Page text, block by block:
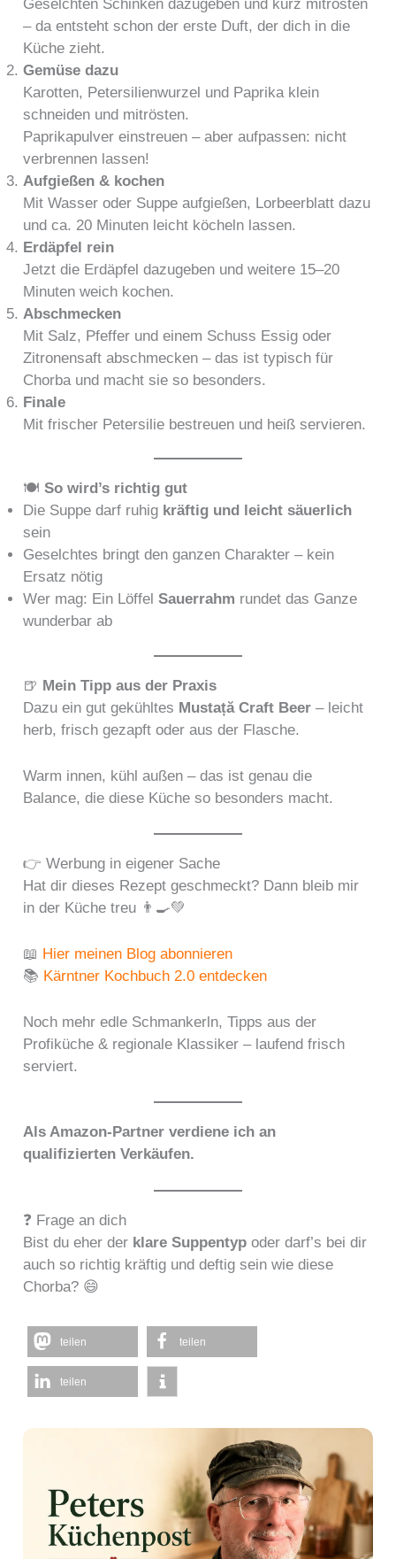
Geselchten Schinken dazugeben und kurz mitrösten
– da entsteht schon der erste Duft, der dich in die
Küche zieht.
Gemüse dazu
Karotten, Petersilienwurzel und Paprika klein
schneiden und mitrösten.
Paprikapulver einstreuen – aber aufpassen: nicht
verbrennen lassen!
Aufgießen & kochen
Mit Wasser oder Suppe aufgießen, Lorbeerblatt dazu
und ca. 20 Minuten leicht köcheln lassen.
Erdäpfel rein
Jetzt die Erdäpfel dazugeben und weitere 15–20
Minuten weich kochen.
Abschmecken
Mit Salz, Pfeffer und einem Schuss Essig oder
Zitronensaft abschmecken – das ist typisch für
Chorba und macht sie so besonders.
Finale
Mit frischer Petersilie bestreuen und heiß servieren.
🍽️So wird’s richtig gut
Die Suppe darf ruhig kräftig und leicht säuerlich
sein
Geselchtes bringt den ganzen Charakter – kein
Ersatz nötig
Wer mag: Ein LöffelSauerrahm rundet das Ganze
wunderbar ab
🍺 Mein Tipp aus der Praxis
Dazu ein gut gekühltes Mustață Craft Beer – leicht
herb, frisch gezapft oder aus der Flasche.
Warm innen, kühl außen – das ist genau die
Balance, die diese Küche so besonders macht.
👉 Werbung in eigener Sache
Hat dir dieses Rezept geschmeckt? Dann bleib mir
in der Küche treu 👨‍🍳💚
📖 Hier meinen Blog abonnieren
📚 Kärntner Kochbuch 2.0 entdecken
Noch mehr edle Schmankerln, Tipps aus der
Profiküche & regionale Klassiker – laufend frisch
serviert.
Als Amazon-Partner verdiene ich an
qualifizierten Verkäufen.
❓ Frage an dich
Bist du eher der klare Suppentyp oder darf’s bei dir
auch so richtig kräftig und deftig sein wie diese
Chorba? 😄
teilen teilen
teilen